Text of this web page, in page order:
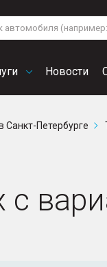
Новости
Audi
Петербурге
с